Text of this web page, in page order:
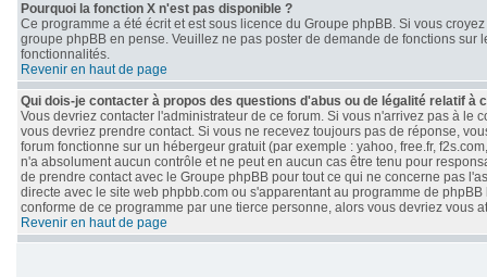
Pourquoi la fonction X n'est pas disponible ?
Ce programme a été écrit et est sous licence du Groupe phpBB. Si vous
groupe phpBB en pense. Veuillez ne pas poster de demande de fonctions
fonctionnalités.
Revenir en haut de page
Qui dois-je contacter à propos des questions d'abus ou de légalité relatif à
Vous devriez contacter l'administrateur de ce forum. Si vous n'arrivez pas à
vous devriez prendre contact. Si vous ne recevez toujours pas de réponse,
forum fonctionne sur un hébergeur gratuit (par exemple : yahoo, free.fr,
n'a absolument aucun contrôle et ne peut en aucun cas être tenu pour
de prendre contact avec le Groupe phpBB pour tout ce qui ne concerne pas
directe avec le site web phpbb.com ou s'apparentant au programme de
conforme de ce programme par une tierce personne, alors vous devriez vous
Revenir en haut de page